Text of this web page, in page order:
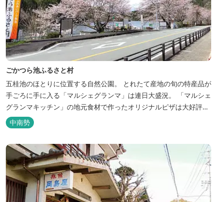
ごかつら池ふるさと村
五桂池のほとりに位置する自然公園。 とれたて産地の旬の特産品が
手ごろに手に入る「マルシェグランマ」は連日大盛況。 「マルシェ
グランマキッチン」の地元食材で作ったオリジナルピザは大好評！
バーベキューも楽しめます。食材と必要な道具がセットになった
「手ぶらバーベキューセット」も人気です。 『ごかつら池どうぶつ
パーク』近くにあります。 多気町観光協会のフェイスブックでは多
気町のローカ...
中南勢